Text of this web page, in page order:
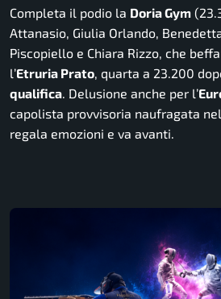
Completa il podio la Doria Gym
Attanasio, Giulia Orlando,
Piscopiello e Chiara Rizzo, che
l’Etruria Prato, quarta a 23.200
qualifica. Delusione anche per l’
capolista provvisoria naufragata
regala emozioni e va avanti.